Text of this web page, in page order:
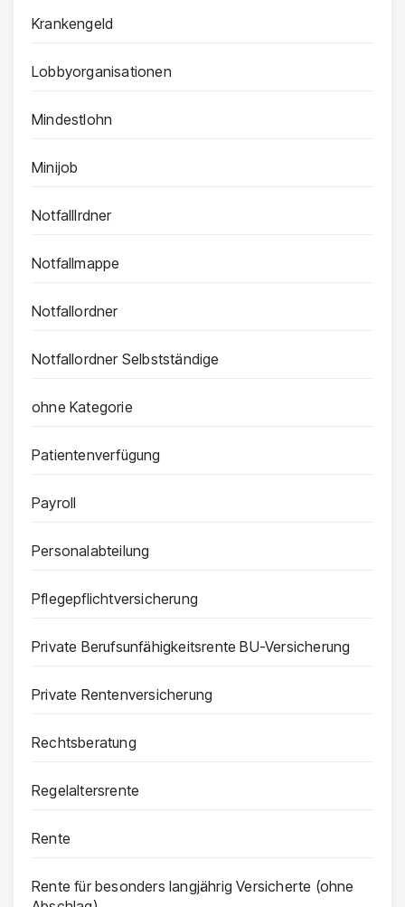
Krankengeld
Lobbyorganisationen
Mindestlohn
Minijob
Notfalllrdner
Notfallmappe
Notfallordner
Notfallordner Selbstständige
ohne Kategorie
Patientenverfügung
Payroll
Personalabteilung
Pflegepflichtversicherung
Private Berufsunfähigkeitsrente BU-Versicherung
Private Rentenversicherung
Rechtsberatung
Regelaltersrente
Rente
Rente für besonders langjährig Versicherte (ohne